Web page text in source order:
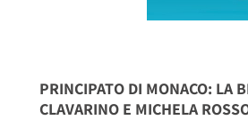
PRINCIPATO DI MONACO: LA
CLAVARINO E MICHELA